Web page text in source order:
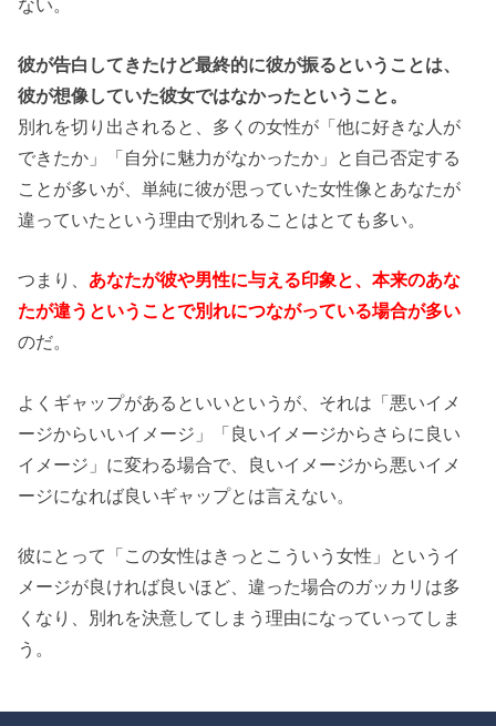
彼が告白してきたけど最終的に彼が振るということは、
彼が想像していた彼女ではなかったということ。
別れを切り出されると、多くの女性が「他に好きな人が
できたか」「自分に魅力がなかったか」と自己否定する
ことが多いが、単純に彼が思っていた女性像とあなたが
違っていたという理由で別れることはとても多い。
つまり、 あなたが彼や男性に与える印象と、本来のあな
たが違うということで別れにつながっている場合が多い
のだ。
よくギャップがあるといいというが、それは「悪いイメ
ージからいいイメージ」「良いイメージからさらに良い
イメージ」に変わる場合で、良いイメージから悪いイメ
ージになれば良いギャップとは言えない。
彼にとって「この女性はきっとこういう女性」というイ
メージが良ければ良いほど、違った場合のガッカリは多
くなり、別れを決意してしまう理由になっていってしま
う。